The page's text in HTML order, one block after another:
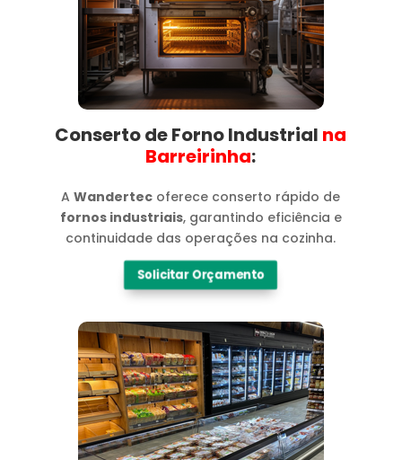
Conserto de Forno Industrial na
Barreirinha​:
AWandertec oferece conserto rápido de
fornos industriais, garantindo eficiência e
continuidade das operações na cozinha.
Solicitar Orçamento